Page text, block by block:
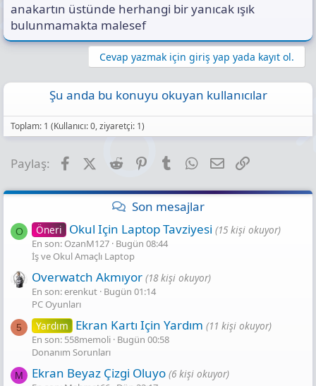
anakartın üstünde herhangi bir yanıcak ışık
bulunmamakta malesef
Cevap yazmak için giriş yap yada kayıt ol.
Şu anda bu konuyu okuyan kullanıcılar
Toplam: 1 (Kullanıcı: 0, ziyaretçi: 1)
Paylaş: FacebookX (Twitter)
Reddit PinterestTumblr WhatsApp
E-posta
Son mesajlar
O Öneri Okul Için Laptop Tavziyesi (15 kişi okuyor)
En son: OzanM127 Bugün 08:44
İş ve Okul Amaçlı Laptop
Overwatch Akmıyor (18 kişi okuyor)
En son: erenkut Bugün 01:14
PC Oyunları
5 Yardım Ekran Kartı Için Yardım (11 kişi okuyor)
En son: 558memoli Bugün 00:58
Donanım Sorunları
M Ekran Beyaz Çizgi Oluyo (6 kişi okuyor)